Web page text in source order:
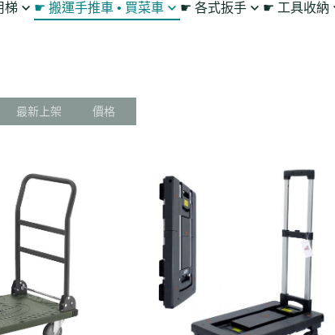
梯 ☛ 搬運手推車 • 買菜車
L型平板手推車
高載重手推車系列
搬運器 • 搬運工具
☛ 各式扳手
搖頭 棘輪扳手
扳手套裝組 • 工具組
六角 • 球型 • 星型扳手
☛ 工具收納
最新上架 價格